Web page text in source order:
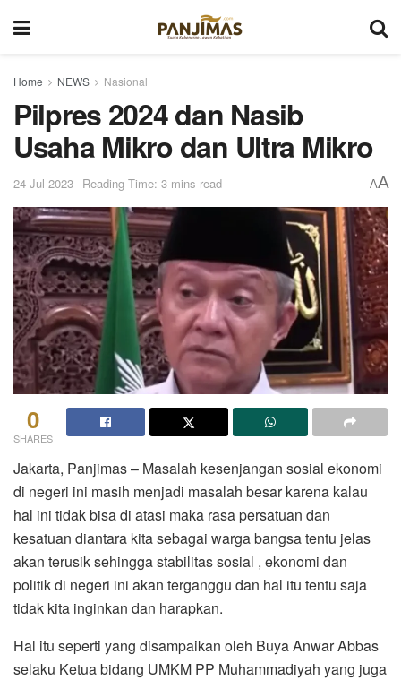
Home NEWS Nasional
Pilpres 2024 dan Nasib
Usaha Mikro dan Ultra Mikro
24 Jul 2023 Reading Time: 3 mins read AA
0
SHARES
Jakarta, Panjimas – Masalah kesenjangan sosial ekonomi
di negeri ini masih menjadi masalah besar karena kalau
hal ini tidak bisa di atasi maka rasa persatuan dan
kesatuan diantara kita sebagai warga bangsa tentu jelas
akan terusik sehingga stabilitas sosial , ekonomi dan
politik di negeri ini akan terganggu dan hal itu tentu saja
tidak kita inginkan dan harapkan.
Hal itu seperti yang disampaikan oleh Buya Anwar Abbas
selaku Ketua bidang UMKM PP Muhammadiyah yang juga